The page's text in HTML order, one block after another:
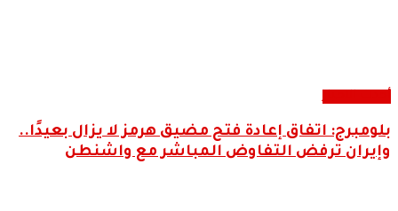
بلومبرج: اتفاق إعادة فتح مضيق هرمز لا يزال بعيدًا..
وإيران ترفض التفاوض المباشر مع واشنطن